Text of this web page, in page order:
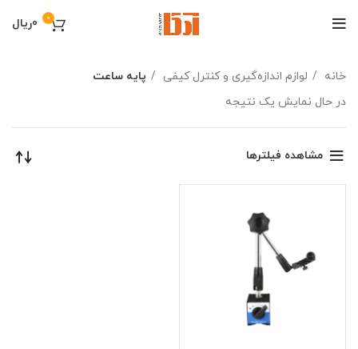
0
0ریال
خانه لوازم اندازه‌گیری و کنترل کیفی
پایه ساعت
در حال نمایش یک نتیجه
مشاهده فیلترها